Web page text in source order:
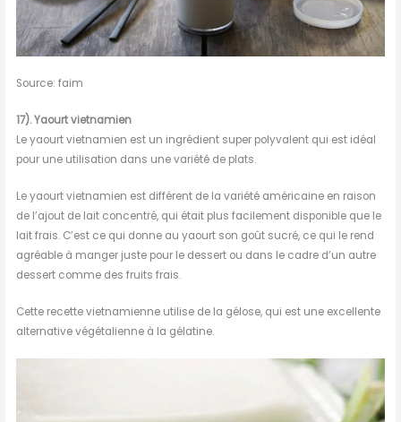
Source: faim
17). Yaourt vietnamien
Le yaourt vietnamien est un ingrédient super polyvalent qui est idéal
pour une utilisation dans une variété de plats.
Le yaourt vietnamien est différent de la variété américaine en raison
de l’ajout de lait concentré, qui était plus facilement disponible que le
lait frais. C’est ce qui donne au yaourt son goût sucré, ce qui le rend
agréable à manger juste pour le dessert ou dans le cadre d’un autre
dessert comme des fruits frais.
Cette recette vietnamienne utilise de la gélose, qui est une excellente
alternative végétalienne à la gélatine.